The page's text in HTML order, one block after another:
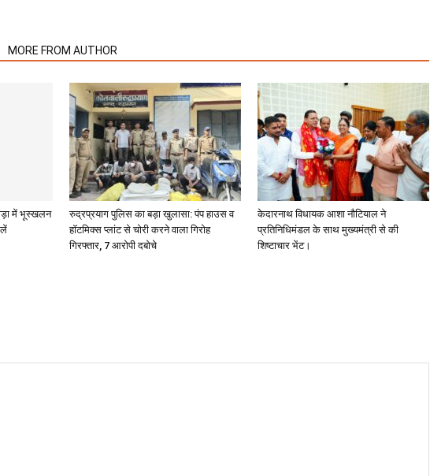
MORE FROM AUTHOR
में भूस्खलन
रुद्रप्रयाग पुलिस का बड़ा खुलासा: पंप हाउस व
हॉटमिक्स प्लांट से चोरी करने वाला गिरोह
गिरफ्तार, 7 आरोपी दबोचे
केदारनाथ विधायक आशा नौटियाल ने
प्रतिनिधिमंडल के साथ मुख्यमंत्री से की
शिष्टाचार भेंट।